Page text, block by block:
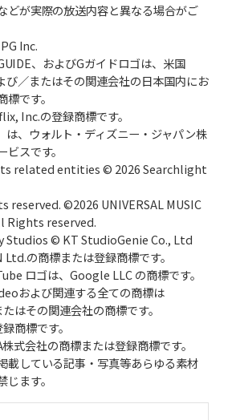
どが実際の放送内容と異なる場合がご
Inc.
、およびGガイドロゴは、米国
／またはその関連会社の日本国内にお
です。
Inc.の登録商標です。
は、ウォルト・ディズニー・ジャパン株
スです。
related entities © 2026 Searchlight
reserved. ©2026 UNIVERSAL MUSIC
Rights reserved.
Studios © KT StudioGenie Co., Ltd
Ltd.の商標または登録商標です。
ロゴは、Google LLC の商標です。
および関連する全ての商標は
はその関連会社の商標です。
商標です。
式会社の商標または登録商標です。
載している記事・写真等あらゆる素材
ます。